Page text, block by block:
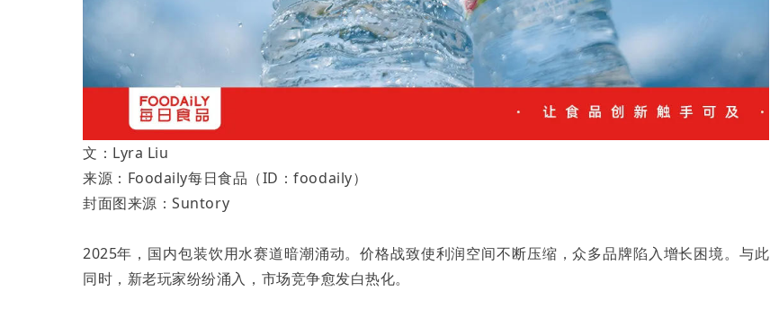
文：Lyra Liu
来源：Foodaily每日食品（ID：foodaily）
封面图来源：Suntory
2025年，国内包装饮用水赛道暗潮涌动。价格战致使利润空间不断压缩，众多品牌陷入增长困境。与此
同时，新老玩家纷纷涌入，市场竞争愈发白热化。